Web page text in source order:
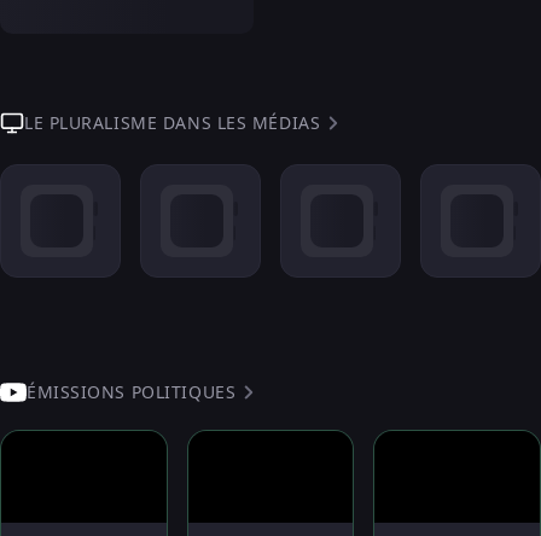
LE PLURALISME DANS LES MÉDIAS
ÉMISSIONS POLITIQUES